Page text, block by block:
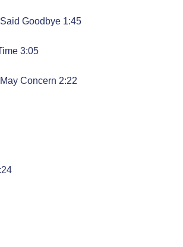
Goodbye 1:45
3:05
Concern 2:22